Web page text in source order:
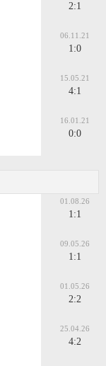
2:1
06.11.21
1:0
15.05.21
4:1
16.01.21
0:0
01.08.26
1:1
09.05.26
1:1
01.05.26
2:2
25.04.26
4:2